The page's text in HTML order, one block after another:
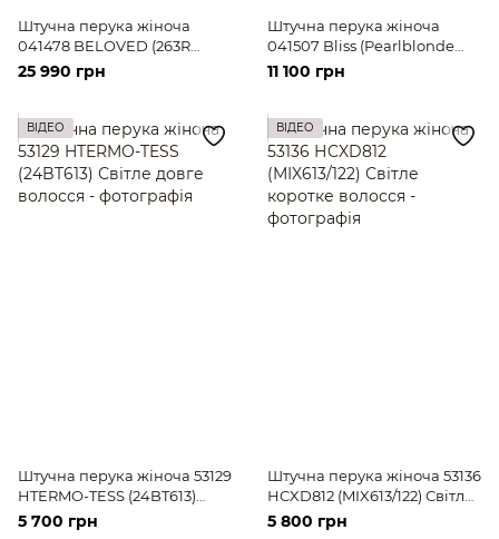
Штучна перука жіноча
041478 BELOVED (263R
GOLDEN GLAZE) Cвітле
волосся середньої довжини
25 990 грн
Штучна перука жіноча
041507 Bliss (Pearlblonde
Rooted) Світле коротке
волосся
11 100 грн
ВІДЕО
Штучна перука жіноча 53129
HTERMO-TESS (24BT613)
Світле довге волосся
5 700 грн
ВІДЕО
Штучна перука жіноча 53136
НCXD812 (MIX613/122) Світле
коротке волосся
5 800 грн